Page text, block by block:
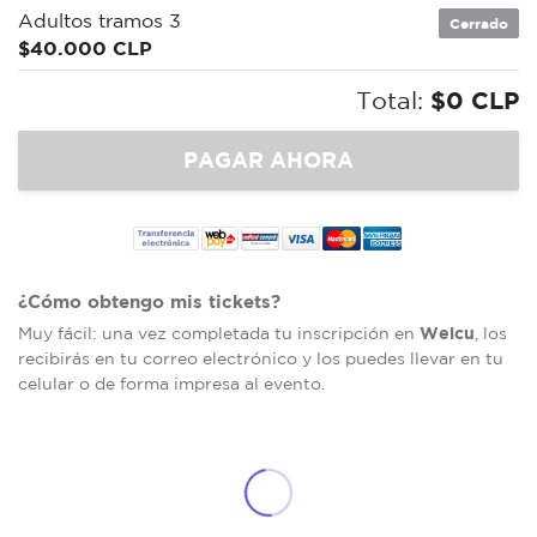
Adultos tramos 3
$40.000 CLP
Cerrado
Total: $0 CLP
¿Cómo obtengo mis tickets?
Muy fácil: una vez completada tu inscripción en Welcu , los
recibirás en tu correo electrónico y los puedes llevar en tu
celular o de forma impresa al evento.